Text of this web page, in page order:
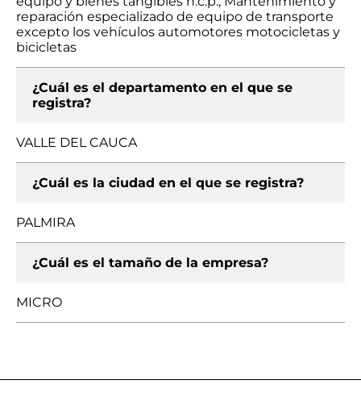
reparación especializado de equipo de transporte
excepto los vehículos automotores motocicletas y
bicicletas
¿Cuál es el departamento en el que se
registra?
VALLE DEL CAUCA
¿Cuál es la ciudad en el que se registra?
PALMIRA
¿Cuál es el tamaño de la empresa?
MICRO